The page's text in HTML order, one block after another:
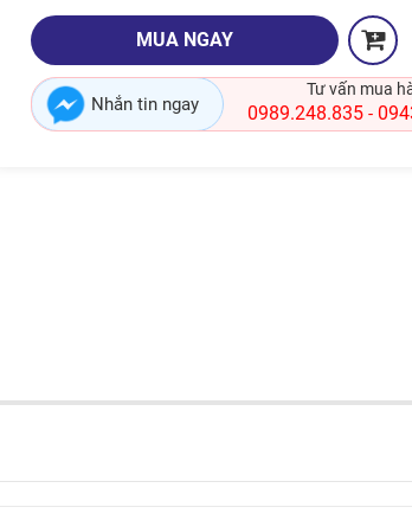
MUA NGAY
Nhắn tin ngay
Tư vấn mua
0989.248.835 -